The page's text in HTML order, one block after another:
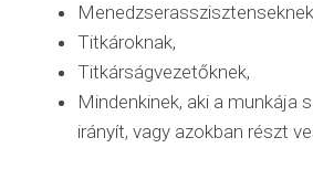
Titkároknak,
Titkárságvezetőknek,
Mindenkinek, aki a munkája
irányít, vagy azokban részt